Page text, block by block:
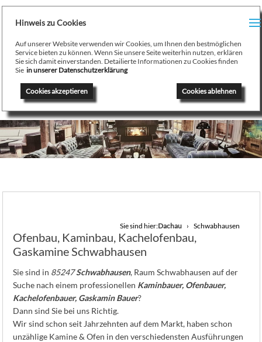
/
Hinweis zu Cookies
Auf unserer Website verwenden wir Cookies, um Ihnen den bestmöglichen
Service bieten zu können. Wenn Sie unsere Seite weiterhin nutzen, erklären
Sie sich damit einverstanden. Detailierte Informationen zu Cookies finden
Sie in unserer Datenschutzerklärung
Cookies ablehnen
Cookies akzeptieren
August Stamminger
Beratung - Planung - Ausführung - Wartung - Reparatur
Ofenbau Kaminbau Gaskamine Kachelofen Heizkamine
Sie sind hier:Dachau Schwabhausen
Ofenbau, Kaminbau, Kachelofenbau,
Gaskamine Schwabhausen
Sie sind in 85247Schwabhausen, Raum Schwabhausen auf der
Suche nach einem professionellen Kaminbauer, Ofenbauer,
Kachelofenbauer, Gaskamin Bauer?
Dann sind Sie bei uns Richtig.
Wir sind schon seit Jahrzehnten auf dem Markt, haben schon
unzählige Kamine & Ofen in den verschiedensten Ausführungen